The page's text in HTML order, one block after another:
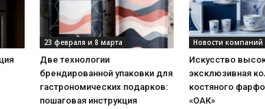
23 февраля и 8 марта
Две технологии
брендированной упаковки для
гастрономических подарков:
пошаговая инструкция
Новости компаний
Искусство
эксклюзивная
костяного
«ОАК»